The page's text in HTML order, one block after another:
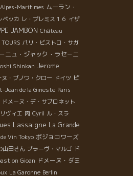
Alpes-Maritimes ムーラン・
ベッカ レ・プレミス１６ イザ
JAMBON Château
パリ・ビストロ・サガ
ニュ・ジャック・ラセ－ニ
Shinkan Jerome
ヌ・ブノワ・クロー ドイツ ピ
Jean de la Gineste Paris
ドメーヌ・デ・サブロネット
ヴィエ 肉 Cyril ル・スラ
Lassaigne La Grande
Vin Tokyo ボジョロワーズ
山田さん ブラーヴ・マルゴ ド
Gioan ドメーヌ・ダミ
La Garonne Berlin